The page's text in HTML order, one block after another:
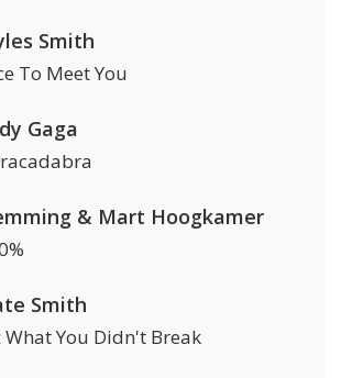
Smith
To Meet You
Gaga
& Mart Hoogkamer
Smith
What You Didn't Break